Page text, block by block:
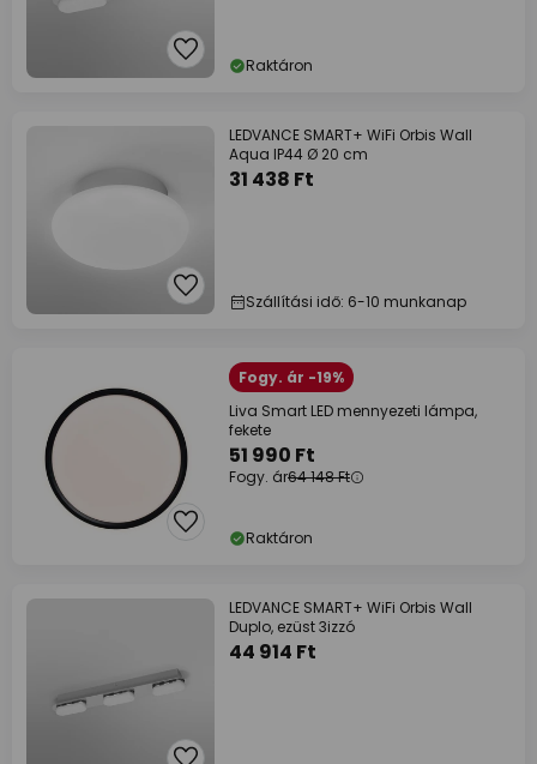
Raktáron
LEDVANCE SMART+ WiFi Orbis Wall
Aqua IP44 Ø 20 cm
31 438 Ft
Szállítási idő: 6-10 munkanap
Fogy. ár -19%
Liva Smart LED mennyezeti lámpa,
fekete
51 990 Ft
Fogy. ár64 148 Ft
Raktáron
LEDVANCE SMART+ WiFi Orbis Wall
Duplo, ezüst 3izzó
44 914 Ft